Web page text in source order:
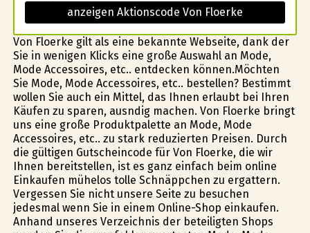
anzeigen Aktionscode Von Floerke
Von Floerke gilt als eine bekannte Webseite, dank der
Sie in wenigen Klicks eine große Auswahl an Mode,
Mode Accessoires, etc.. entdecken können.Möchten
Sie Mode, Mode Accessoires, etc.. bestellen? Bestimmt
wollen Sie auch ein Mittel, das Ihnen erlaubt bei Ihren
Käufen zu sparen, ausfindig machen. Von Floerke bringt
uns eine große Produktpalette an Mode, Mode
Accessoires, etc.. zu stark reduzierten Preisen. Durch
die gültigen Gutscheincode für Von Floerke, die wir
Ihnen bereitstellen, ist es ganz einfach beim online
Einkaufen mühelos tolle Schnäppchen zu ergattern.
Vergessen Sie nicht unsere Seite zu besuchen
jedesmal wenn Sie in einem Online-Shop einkaufen.
Anhand unseres Verzeichnis der beteiligten Shops